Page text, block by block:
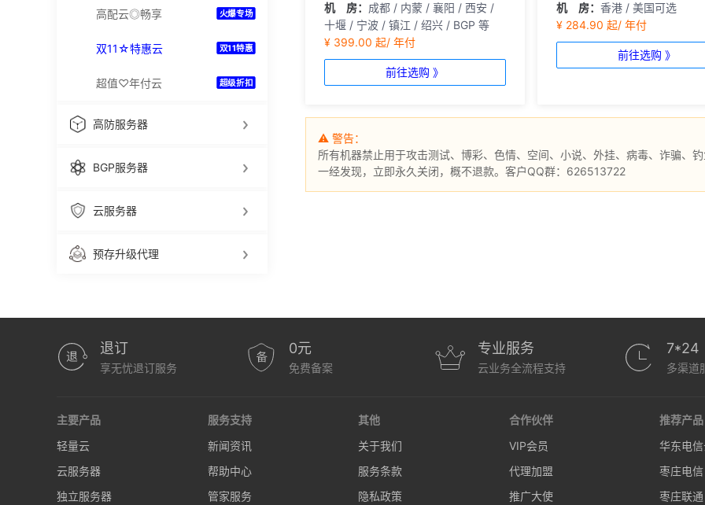
高配云◎畅享 火爆专场
双11☆特惠云 双11特惠
超值♡年付云 超级折扣
高防服务器
BGP服务器
云服务器
预存升级代理
机 房： 成都 / 内蒙 / 襄阳 / 西安 /
十堰 / 宁波 / 镇江 / 绍兴 / BGP 等
¥ 399.00 起/ 年付
前往选购 》
机 房： 香港 / 美国可选
¥ 284.90 起/ 年付
前往选购 》
⚠ 警告：
所有机器禁止用于攻击测试、博彩、色情、空间、小说、外挂、病毒、诈骗、
一经发现，立即永久关闭，概不退款。客户QQ群：626513722
退订
享无忧退订服务
0元
免费备案
专业服务
云业务全流程支持
7*24
多渠道
主要产品
轻量云
云服务器
独立服务器
服务支持
新闻资讯
帮助中心
管家服务
其他
关于我们
服务条款
隐私政策
合作伙伴
VIP会员
代理加盟
推广大使
推荐产品
华东电
枣庄电信
枣庄联通